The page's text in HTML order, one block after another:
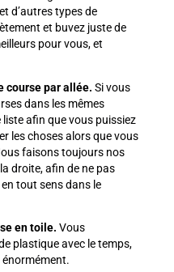
d’autres types de
et buvez juste de
pour vous, et
course par allée. Si vous
dans les mêmes
afin que vous puissiez
les choses alors que vous
faisons toujours nos
droite, afin de ne pas
tout sens dans le
en toile. Vous
plastique avec le temps,
énormément.